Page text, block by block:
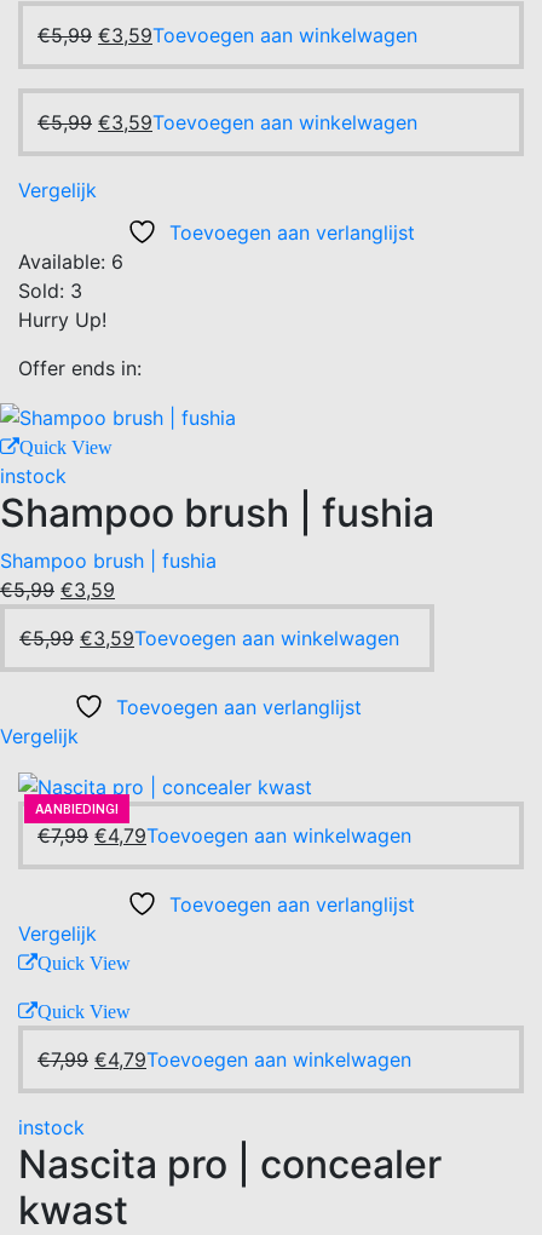
prijs
was:
€5,99.
prijs
is:
€3,59.
€5,99 Oorspronkelijke
prijs
was:
€5,99.
€3,59Huidige
prijs
is:
€3,59.
Toevoegen aan winkelwagen
€5,99 Oorspronkelijke
prijs
€3,59Huidige
prijs
Toevoegen aan winkelwagen
Vergelijk
Toevoegen aan verlanglijst
Available: 6
Sold: 3
Hurry Up!
Offer ends in:
Quick View
instock
Shampoo brush | fushia
Shampoo brush | fushia
€5,99 Oorspronkelijke
was:
€5,99.
€3,59
is:
€3,59.
€5,99 Oorspronkelijke
prijs
was:
€5,99.
€3,59Huidige
prijs
€3,59.
Toevoegen aan winkelwagen
Toevoegen aan verlanglijst
Vergelijk
AANBIEDING!
€7,99 Oorspronkelijke
prijs
was:
€7,99.
€4,79Huidige
prijs
is:
€4,79.
Toevoegen aan winkelwagen
Toevoegen aan verlanglijst
Vergelijk
Quick View
Quick View
€7,99 Oorspronkelijke
prijs
€7,99.
€4,79Huidige
prijs
Toevoegen aan winkelwagen
instock
Nascita pro | concealer
kwast
-40%
AANBIEDING!